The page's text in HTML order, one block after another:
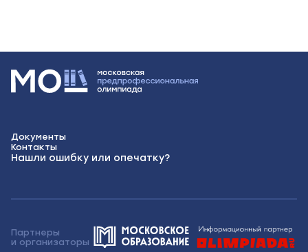
Документы
Контакты
Нашли ошибку или опечатку?
Партнеры
и организаторы